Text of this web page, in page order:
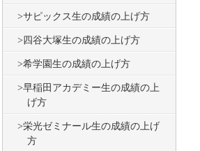
サピックス生の成績の上げ方
四谷大塚生の成績の上げ方
希学園生の成績の上げ方
早稲田アカデミー生の成績の上
げ方
栄光ゼミナール生の成績の上げ
方